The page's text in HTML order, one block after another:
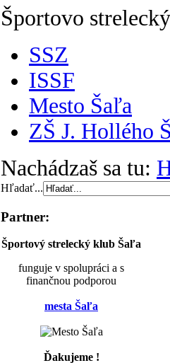
Športovo
SSZ
ISSF
Mesto Šaľa
ZŠ J. Hollého
Nachádzaš sa tu:
Hľadať...
Partner:
Športový strelecký klub Šaľa
funguje v spolupráci a s
finančnou podporou
mesta Šaľa
Ďakujeme !